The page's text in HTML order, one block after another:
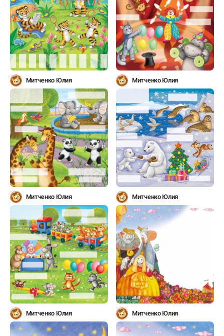
Митченко Юлия Митченко Юлия
Митченко Юлия Митченко Юлия
Митченко Юлия Митченко Юлия